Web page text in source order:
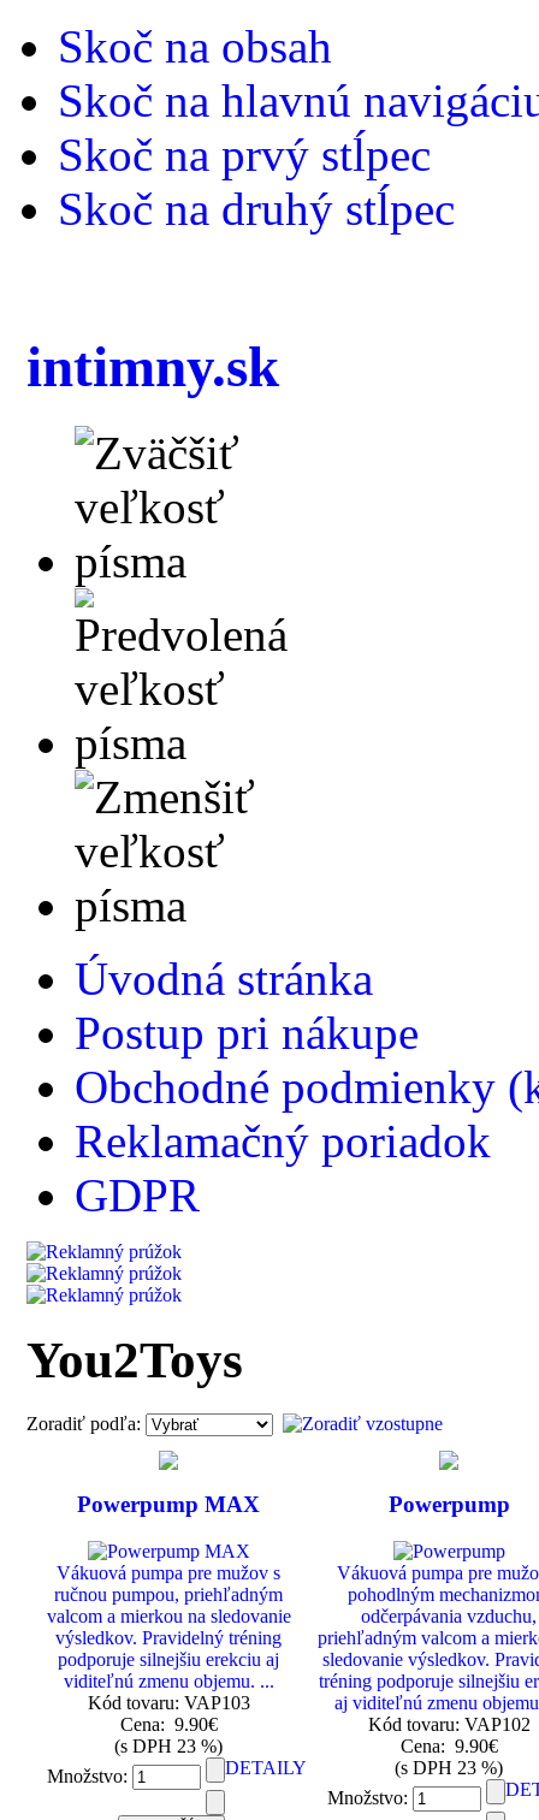
Skoč na obsah
Skoč na hlavnú
Skoč na prvý stĺpec
Skoč na druhý stĺpec
intimny.sk
Úvodná stránka
Postup pri nákupe
Obchodné podmienky
Reklamačný poriadok
GDPR
You2Toys
Zoradiť podľa:
Powerpump MAX
Vákuová pumpa pre mužov s
ručnou pumpou, priehľadným
valcom a mierkou na sledovanie
výsledkov. Pravidelný tréning
podporuje silnejšiu erekciu aj
viditeľnú zmenu objemu. ...
Kód tovaru: VAP103
Cena: 9.90€
(s DPH 23 %)
Množstvo:
DETAILY
Powerpump
Vákuová pumpa pre
pohodlným
odčerpávania vzduchu,
priehľadným valcom a
sledovanie výsledkov.
tréning podporuje silnejšiu
aj viditeľnú zmenu
Kód tovaru: VAP102
Cena: 9.90€
(s DPH 23 %)
Množstvo: